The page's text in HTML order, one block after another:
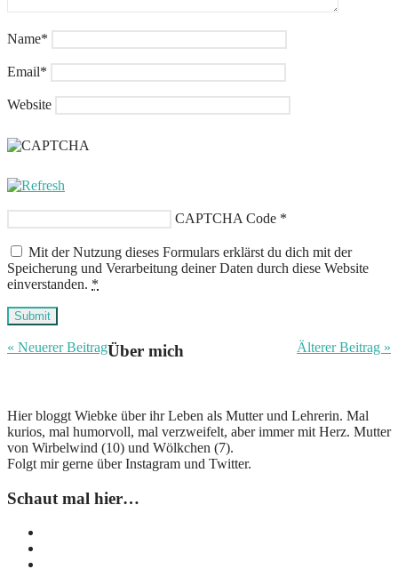
Name*
Email*
Website
CAPTCHA Code *
Mit der Nutzung dieses Formulars erklärst du dich mit der
Speicherung und Verarbeitung deiner Daten durch diese Website
einverstanden. *
Submit
Älterer Beitrag »
« Neuerer BeitragÜber mich
Hier bloggt Wiebke über ihr Leben als Mutter und Lehrerin. Mal
kurios, mal humorvoll, mal verzweifelt, aber immer mit Herz. Mutter
von Wirbelwind (10) und Wölkchen (7).
Folgt mir gerne über Instagram und Twitter.
Schaut mal hier…